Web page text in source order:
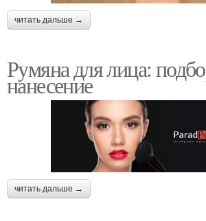
читать дальше →
Румяна для лица:
нанесение
читать дальше →